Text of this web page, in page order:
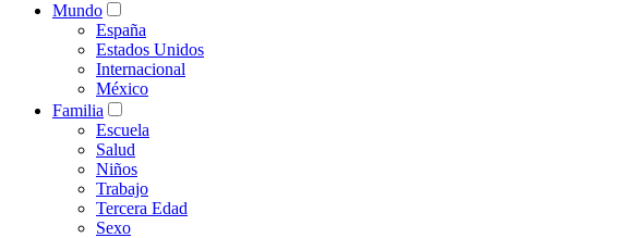
Mundo
España
Estados Unidos
Internacional
México
Familia
Escuela
Salud
Niños
Trabajo
Tercera Edad
Sexo